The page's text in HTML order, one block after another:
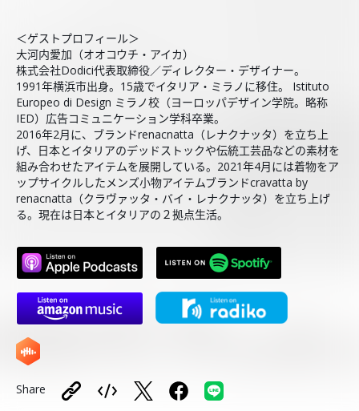
＜ゲストプロフィール＞
大河内愛加（オオコウチ・アイカ）
株式会社Dodici代表取締役／ディレクター・デザイナー。
1991年横浜市出身。15歳でイタリア・ミラノに移住。 Istituto
Europeo di Design ミラノ校（ヨーロッパデザイン学院。略称
IED）広告コミュニケーション学科卒業。
2016年2月に、ブランドrenacnatta（レナクナッタ）を立ち上
げ、日本とイタリアのデッドストックや伝統工芸品などの素材を
組み合わせたアイテムを展開している。2021年4月には着物をア
ップサイクルしたメンズ小物アイテムブランドcravatta by
renacnatta（クラヴァッタ・バイ・レナクナッタ）を立ち上げ
る。現在は日本とイタリアの２拠点生活。
Share